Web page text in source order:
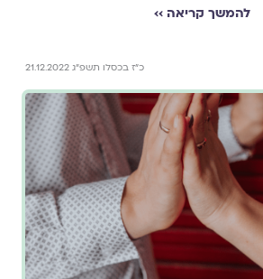
להמשך קריאה ››
כ״ז בכסלו תשפ״ג 21.12.2022